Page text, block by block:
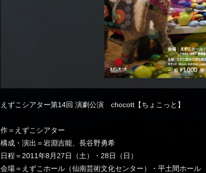
えずこシアター第14回 演劇公演 chocott【ちょこっと】
作＝えずこシアター
構成・演出＝岩淵吉能、長谷野勇希
日程＝2011年8月27日（土）・28日（日）
会場＝えずこホール（仙南芸術文化センター）・平土間ホール